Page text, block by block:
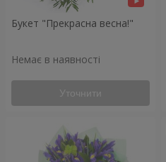
Букет "Прекрасна весна!"
Немає в наявності
Уточнити